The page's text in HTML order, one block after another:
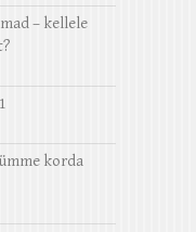
– kellele
korda